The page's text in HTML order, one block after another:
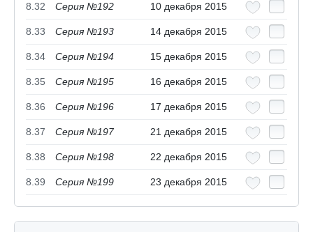
8.32 Серия №192 10 декабря 2015
8.33 Серия №193 14 декабря 2015
8.34 Серия №194 15 декабря 2015
8.35 Серия №195 16 декабря 2015
8.36 Серия №196 17 декабря 2015
8.37 Серия №197 21 декабря 2015
8.38 Серия №198 22 декабря 2015
8.39 Серия №199 23 декабря 2015